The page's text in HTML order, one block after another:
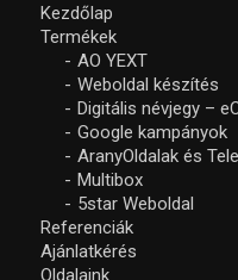
Kezdőlap
Termékek
AO YEXT
Weboldal készítés
Digitális névjegy –
Google kampányok
AranyOldalak és
Multibox
5star Weboldal
Referenciák
Ajánlatkérés
Oldalaink